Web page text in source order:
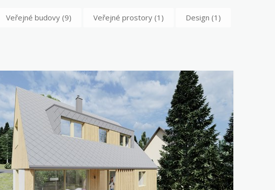
Veřejné budovy (9) Veřejné prostory (1) Design (1)